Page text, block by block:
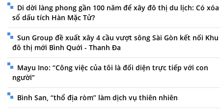
Di dời làng phong gần 100 năm để xây đô thị du lịch: Có xóa
sổ dấu tích Hàn Mặc Tử?
Sun Group đề xuất xây 4 cầu vượt sông Sài Gòn kết nối Khu
đô thị mới Bình Quới - Thanh Đa
Mayu Ino: “Công việc của tôi là đối diện trực tiếp với con
người”
Bình San, “thổ địa ròm” làm dịch vụ thiên nhiên